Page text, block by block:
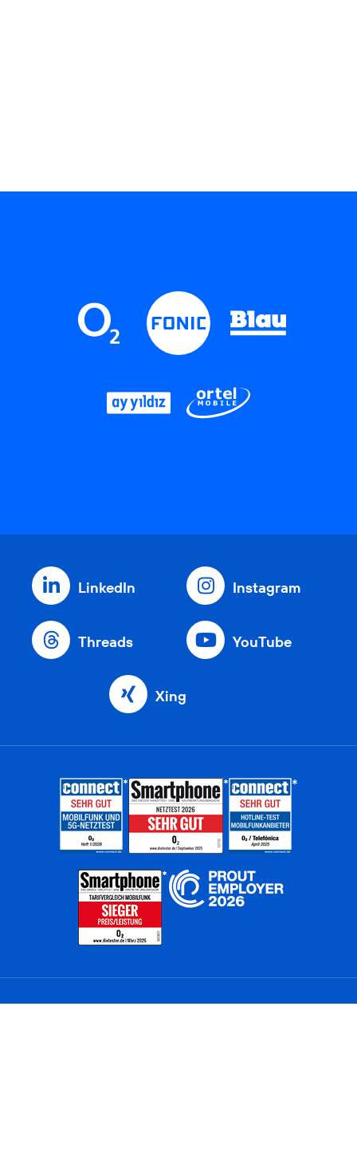
LinkedIn Instagram
Threads YouTube
Xing